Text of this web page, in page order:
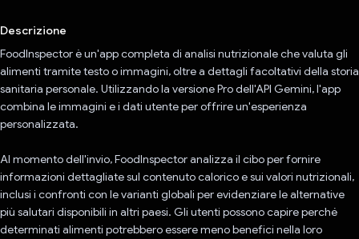
Descrizione
FoodInspector è un'app completa di analisi nutrizionale che valuta gli
alimenti tramite testo o immagini, oltre a dettagli facoltativi della storia
sanitaria personale. Utilizzando la versione Pro dell'API Gemini, l'app
combina le immagini e i dati utente per offrire un'esperienza
personalizzata.
Al momento dell'invio, FoodInspector analizza il cibo per fornire
informazioni dettagliate sul contenuto calorico e sui valori nutrizionali,
inclusi i confronti con le varianti globali per evidenziare le alternative
più salutari disponibili in altri paesi. Gli utenti possono capire perché
determinati alimenti potrebbero essere meno benefici nella loro